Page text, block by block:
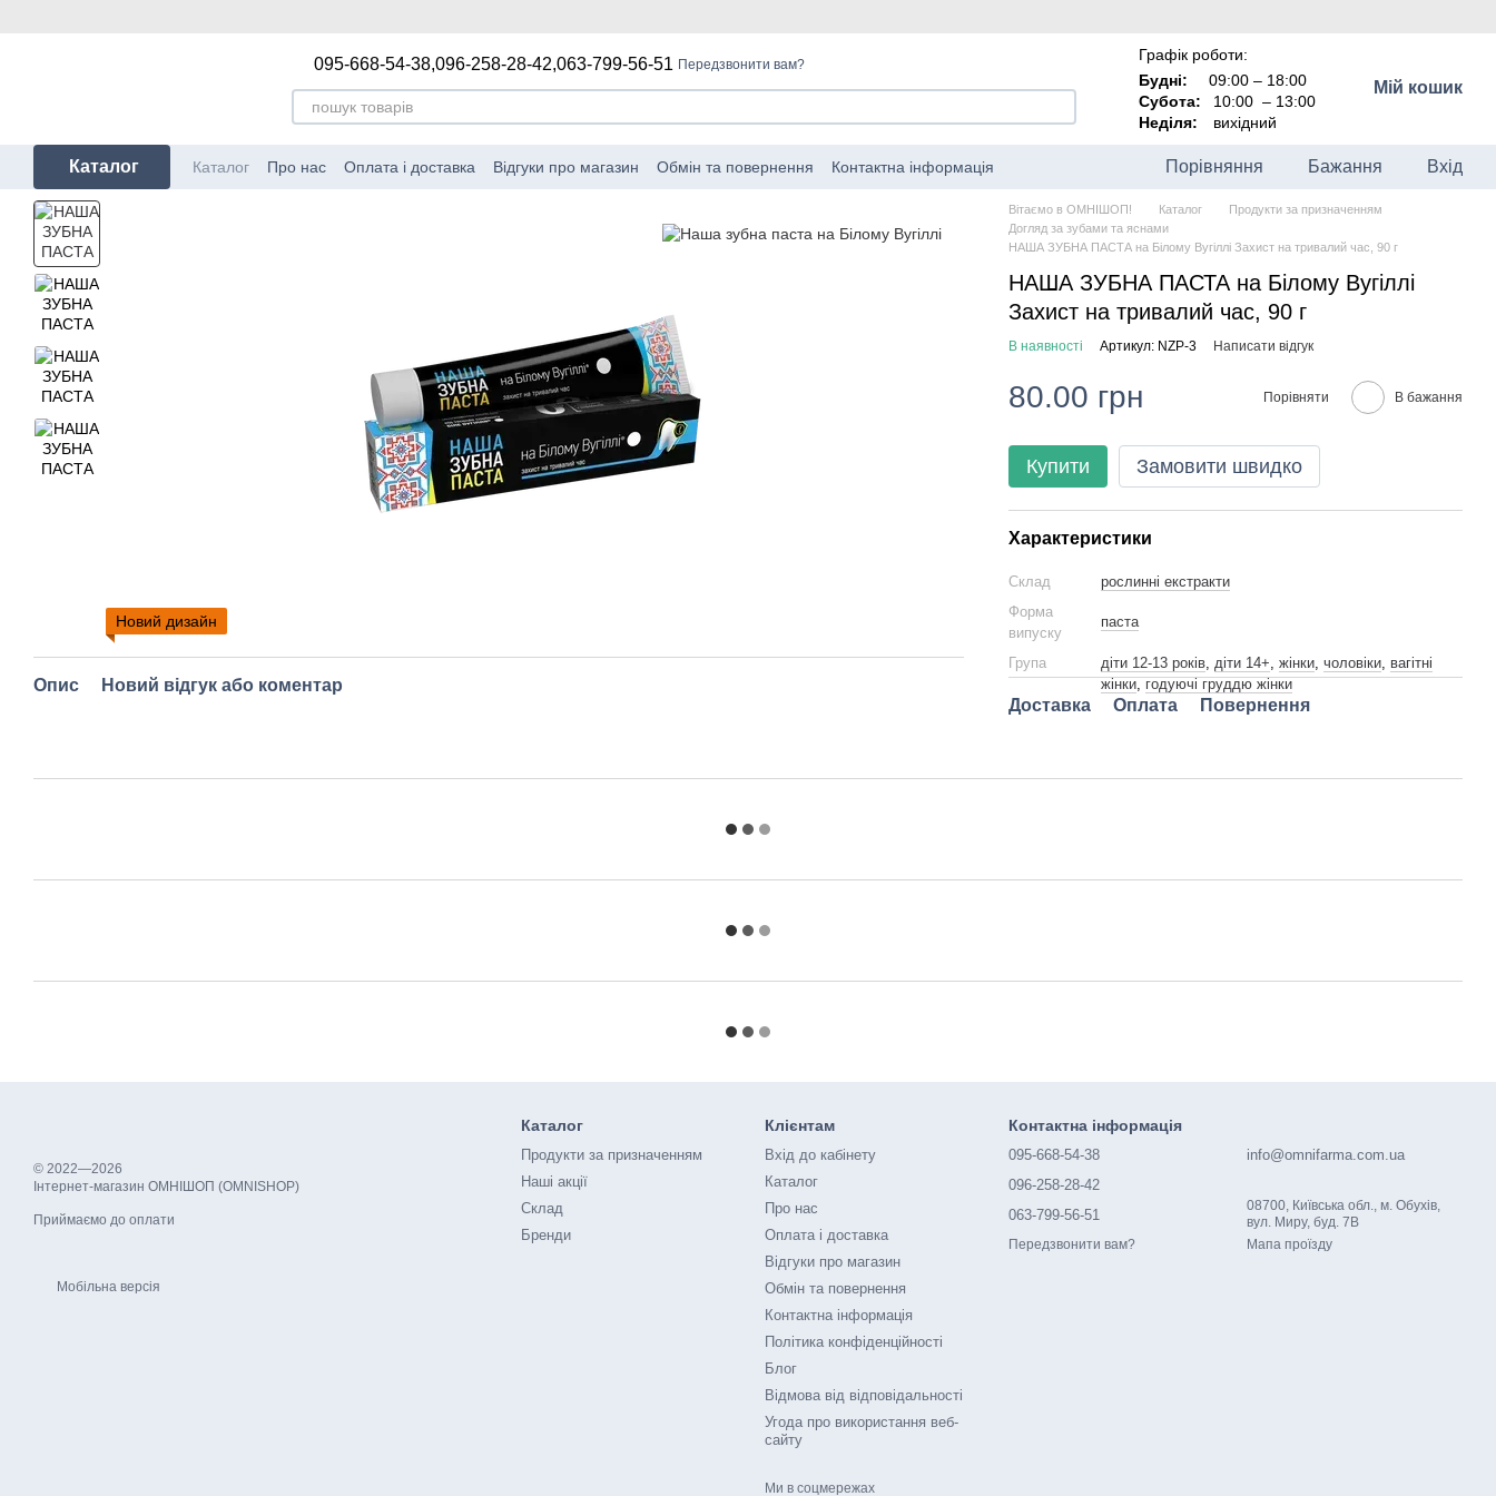
095-668-54-38,096-258-28-42,063-799-56-51 Передзвонити вам?
Графік роботи:
Будні:
09:00 – 18:00
Субота:
10:00– 13:00
Неділя:
вихідний
Мій кошик
Каталог Каталог Про нас Оплата і доставка Відгуки про магазин Обмін та повернення
Контактна інформація
Порівняння Бажання Вхід
Новий дизайн
Опис Новий відгук або коментар
Вітаємо в ОМНІШОП! Каталог
Продукти за призначенням
Догляд за зубами та яснами
НАША ЗУБНА ПАСТА на Білому Вугіллі Захист на тривалий час, 90 г
НАША ЗУБНА ПАСТА на Білому Вугіллі
Захист на тривалий час, 90 г
В наявності Артикул: NZP-3 Написати відгук
80.00 грн Порівняти В бажання
Купити Замовити швидко
Характеристики
Склад
рослинні екстракти
Форма
випуску
паста
Група діти 12-13 років, діти 14+, жінки, чоловіки, вагітні
жінки, годуючі груддю жінки
Доставка Оплата Повернення
© 2022—2026
Інтернет-магазин ОМНІШОП (OMNISHOP)
Приймаємо до оплати
Мобільна версія
Каталог
Продукти за призначенням
Наші акції
Склад
Бренди
Клієнтам
Вхід до кабінету
Каталог
Про нас
Оплата і доставка
Відгуки про магазин
Обмін та повернення
Контактна інформація
Політика конфіденційності
Блог
Відмова від відповідальності
Угода про використання веб-
сайту
Ми в соцмережах
Контактна інформація
095-668-54-38
096-258-28-42
063-799-56-51
Передзвонити вам?
info@omnifarma.com.ua
08700, Київська обл., м. Обухів,
вул. Миру, буд. 7В
Мапа проїзду